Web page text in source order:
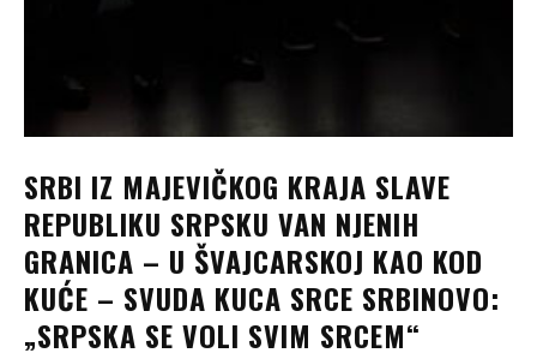
SRBI IZ MAJEVIČKOG KRAJA SLAVE
REPUBLIKU SRPSKU VAN NJENIH
GRANICA – U ŠVAJCARSKOJ KAO KOD
KUĆE – SVUDA KUCA SRCE SRBINOVO:
„SRPSKA SE VOLI SVIM SRCEM“